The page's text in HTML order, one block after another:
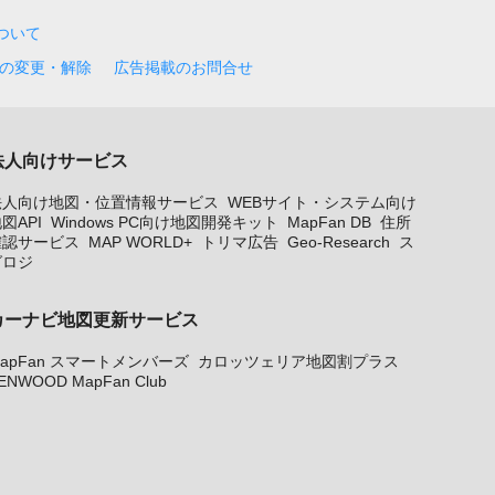
いて
変更・解除
広告掲載のお問合せ
人向けサービス
向け地図・位置情報サービス
WEBサイト・システム向け
API Windows PC向け地図開発キット MapFan DB 住所
サービス
MAP WORLD+ トリマ広告 Geo-Research
ス
ジ
ーナビ地図更新サービス
スマートメンバーズ カロッツェリア地図割プラス
MapFan Club